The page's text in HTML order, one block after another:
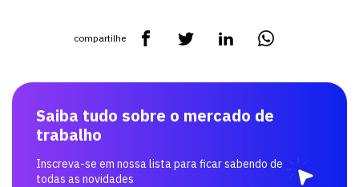
compartilhe
Saiba tudo sobre o mercado de
trabalho
Inscreva-se em nossa lista para ficar sabendo de
todas as novidades